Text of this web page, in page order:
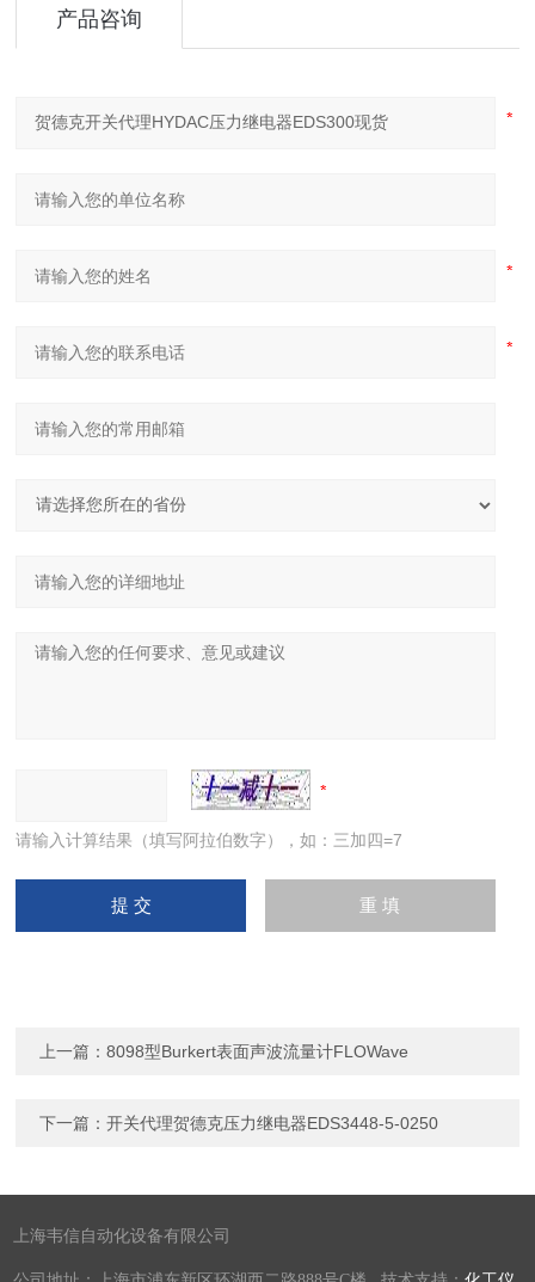
产品咨询
请输入计算结果（填写阿拉伯数字），如：三加四=7
上一篇：8098型Burkert表面声波流量计FLOWave
下一篇：开关代理贺德克压力继电器EDS3448-5-0250
上海韦信自动化设备有限公司